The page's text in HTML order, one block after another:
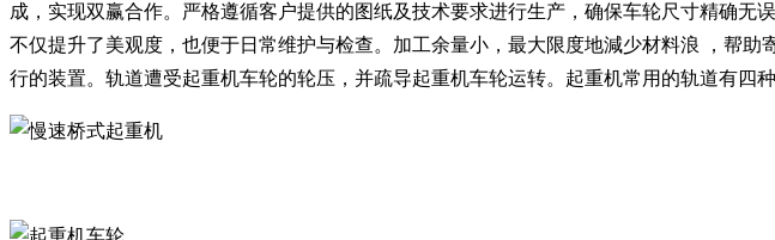
成，实现双赢合作。严格遵循客户提供的图纸及技术要求进行生产，确保车轮尺寸精确无
不仅提升了美观度，也便于日常维护与检查。加工余量小，最大限度地減少材料浪 ，帮
行的装置。轨道遭受起重机车轮的轮压，并疏导起重机车轮运转。起重机常用的轨道有四